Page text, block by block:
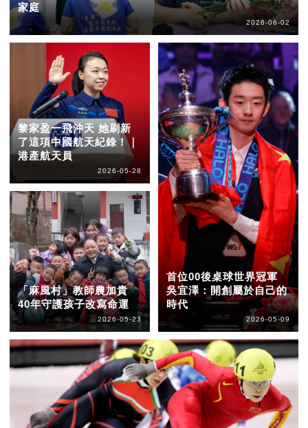
家庭
2026-06-02
黎家盈一飛沖天 她刷新
了這項中國航天紀錄！｜
港產航天員
2026-05-28
「麻風村」教師農加貴
40年守護孩子改寫命運
2026-05-23
首位00後桌球世界冠軍
吳宜澤：開創屬於自己的
時代
2026-05-09